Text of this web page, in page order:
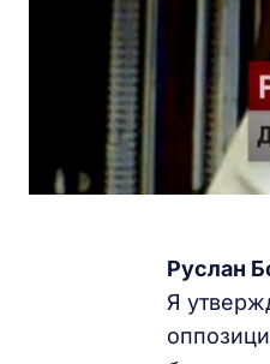
Руслан
Я